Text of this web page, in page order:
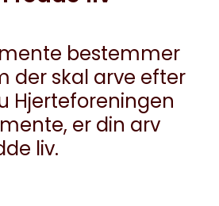
bestemmer
der skal arve efter
Hjerteforeningen
er din arv
liv.